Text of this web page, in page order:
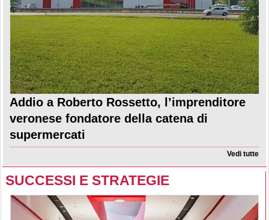
Addio a Roberto Rossetto, l’imprenditore
veronese fondatore della catena di
supermercati
Vedi tutte
SUCCESSI E STRATEGIE